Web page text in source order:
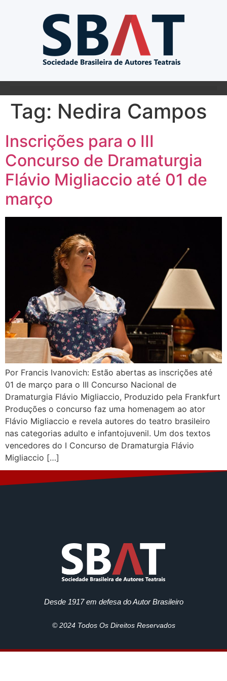
Tag: Nedira Campos
Inscrições para o III
Concurso de Dramaturgia
Flávio Migliaccio até 01 de
março
Por Francis Ivanovich: Estão abertas as inscrições até
01 de março para o III Concurso Nacional de
Dramaturgia Flávio Migliaccio, Produzido pela Frankfurt
Produções o concurso faz uma homenagem ao ator
Flávio Migliaccio e revela autores do teatro brasileiro
nas categorias adulto e infantojuvenil. Um dos textos
vencedores do I Concurso de Dramaturgia Flávio
Migliaccio […]
Desde 1917 em defesa do Autor Brasileiro
© 2024 Todos Os Direitos Reservados